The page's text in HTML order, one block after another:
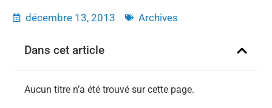
décembre 13, 2013 Archives
Dans cet article
Aucun titre n’a été trouvé sur cette page.